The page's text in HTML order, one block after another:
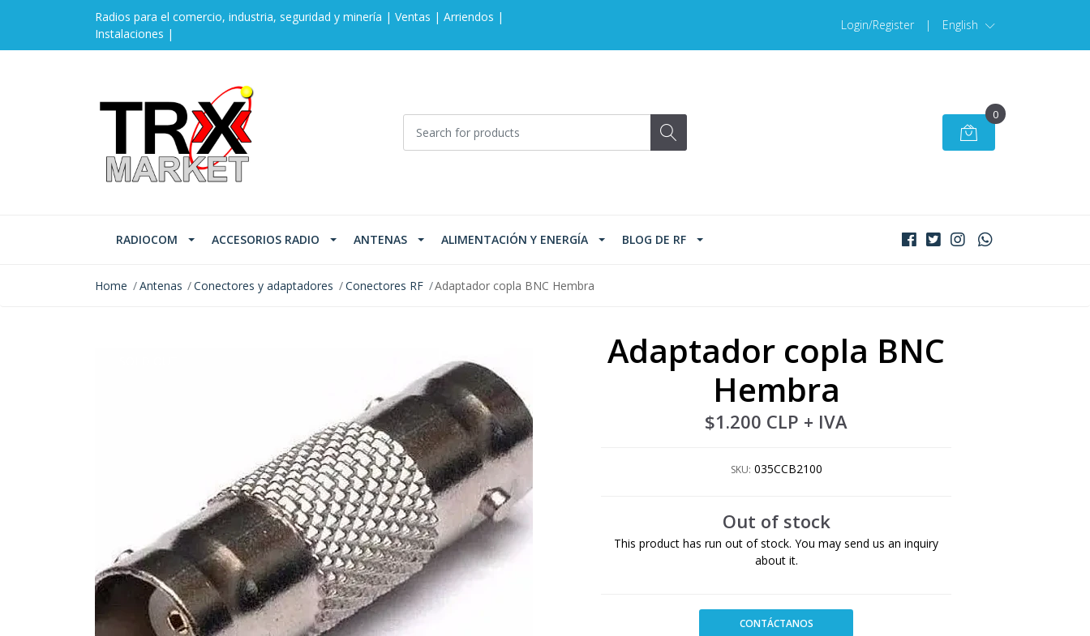
Radios para el comercio, industria, seguridad y minería | Ventas | Arriendos |
Instalaciones |
Login/Register | English
0
RADIOCOM ACCESORIOS RADIO ANTENAS ALIMENTACIÓN Y ENERGÍA BLOG DE RF
Home Antenas Conectores y adaptadores Conectores RF Adaptador copla BNC Hembra
Adaptador copla BNC
Hembra
$1.200 CLP + IVA
SKU: 035CCB2100
Out of stock
This product has run out of stock. You may send us an inquiry
about it.
CONTÁCTANOS